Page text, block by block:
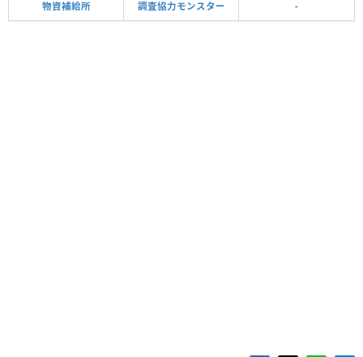
物資補給所 調査協力モンスター -